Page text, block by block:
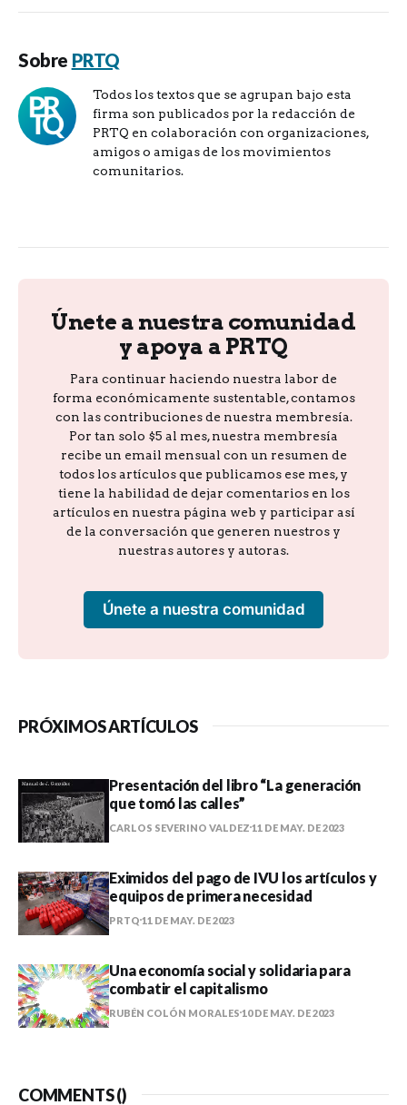
Sobre PRTQ
Todos los textos que se agrupan bajo esta
firma son publicados por la redacción de
PRTQ en colaboración con organizaciones,
amigos o amigas de los movimientos
comunitarios.
Únete a nuestra comunidad
y apoya a PRTQ
Para continuar haciendo nuestra labor de
forma económicamente sustentable, contamos
con las contribuciones de nuestra membresía.
Por tan solo $5 al mes, nuestra membresía
recibe un email mensual con un resumen de
todos los artículos que publicamos ese mes, y
tiene la habilidad de dejar comentarios en los
artículos en nuestra página web y participar así
de la conversación que generen nuestros y
nuestras autores y autoras.
Únete a nuestra comunidad
PRÓXIMOS ARTÍCULOS
Presentación del libro “La generación
que tomó las calles”
CARLOS SEVERINO VALDEZ 11 DE MAY. DE 2023
Eximidos del pago de IVU los artículos y
equipos de primera necesidad
PRTQ 11 DE MAY. DE 2023
Una economía social y solidaria para
combatir el capitalismo
RUBÉN COLÓN MORALES 10 DE MAY. DE 2023
COMMENTS ()